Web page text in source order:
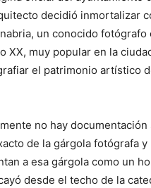
decidió inmortalizar
un conocido fotógrafo
XX, muy popular en la
el patrimonio artístico
no hay documentación
de la gárgola fotógrafa y
a esa gárgola como un
desde el techo de la